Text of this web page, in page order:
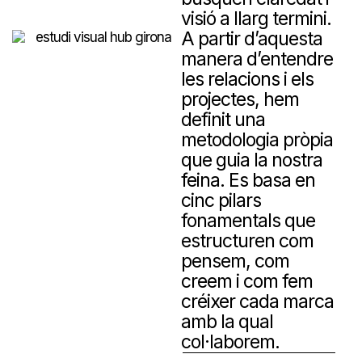
visió a llarg termini.
A partir d’aquesta
manera d’entendre
les relacions i els
projectes, hem
definit una
metodologia pròpia
que guia la nostra
feina. Es basa en
cinc pilars
fonamentals que
estructuren com
pensem, com
creem i com fem
créixer cada marca
amb la qual
col·laborem.